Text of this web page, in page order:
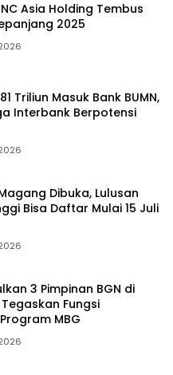
Asia Holding Tembus
2025
Triliun Masuk Bank BUMN,
Interbank Berpotensi
Dibuka, Lulusan
Bisa Daftar Mulai 15 Juli
3 Pimpinan BGN di
Tegaskan Fungsi
MBG